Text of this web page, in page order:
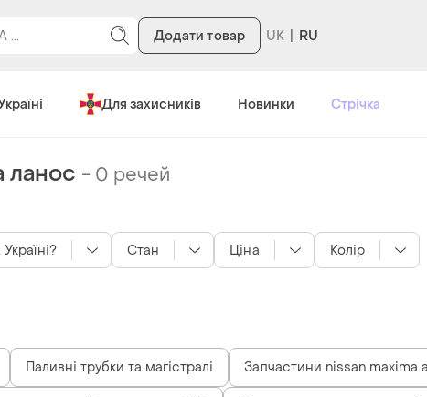
Додати товар RU
Для захисників Новинки Стрічка
ланос - 0 речей
Паливні трубки та магістралі Запчастини nissan maxima
Стан Ціна Колір